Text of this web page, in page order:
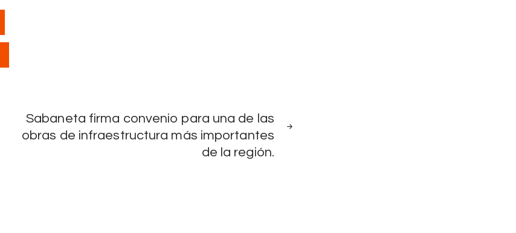
Sabaneta firma convenio para una de las
obras de infraestructura más importantes
de la región.